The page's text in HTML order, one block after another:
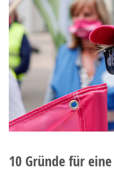
10 Gründe für